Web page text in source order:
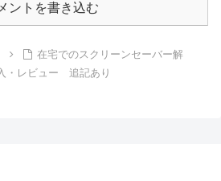
ントを書き込む
在宅でのスクリーンセーバー解
・レビュー 追記あり